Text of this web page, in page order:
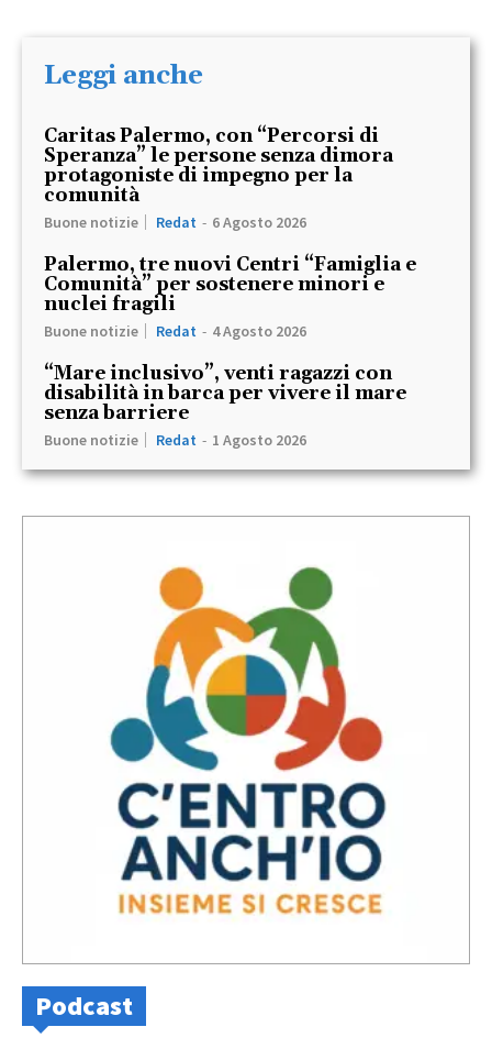
Leggi anche
Caritas Palermo, con “Percorsi di
Speranza” le persone senza dimora
protagoniste di impegno per la
comunità
Buone notizie Redat - 6 Agosto 2026
Palermo, tre nuovi Centri “Famiglia e
Comunità” per sostenere minori e
nuclei fragili
Buone notizie Redat - 4 Agosto 2026
“Mare inclusivo”, venti ragazzi con
disabilità in barca per vivere il mare
senza barriere
Buone notizie Redat - 1 Agosto 2026
Podcast